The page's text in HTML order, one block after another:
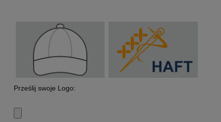
Prześlij swoje Logo: